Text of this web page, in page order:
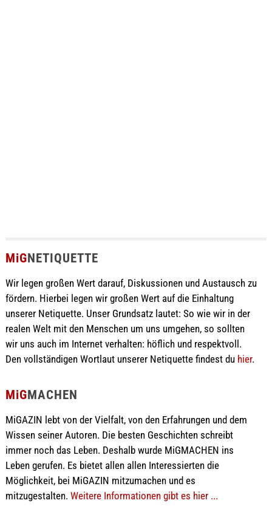
MiGNETIQUETTE
Wir legen großen Wert darauf, Diskussionen und Austausch zu
fördern. Hierbei legen wir großen Wert auf die Einhaltung
unserer Netiquette. Unser Grundsatz lautet: So wie wir in der
realen Welt mit den Menschen um uns umgehen, so sollten
wir uns auch im Internet verhalten: höflich und respektvoll.
Den vollständigen Wortlaut unserer Netiquette findest du hier.
MiGMACHEN
MiGAZIN lebt von der Vielfalt, von den Erfahrungen und dem
Wissen seiner Autoren. Die besten Geschichten schreibt
immer noch das Leben. Deshalb wurde MiGMACHEN ins
Leben gerufen. Es bietet allen allen Interessierten die
Möglichkeit, bei MiGAZIN mitzumachen und es
mitzugestalten. Weitere Informationen gibt es hier ...